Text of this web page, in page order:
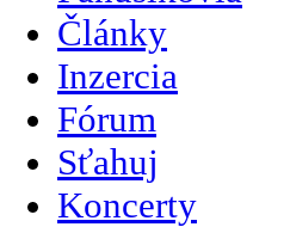
Články
Inzercia
Fórum
Sťahuj
Koncerty